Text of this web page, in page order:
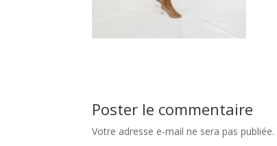
Poster le commentaire
Votre adresse e-mail ne sera pas publiée.